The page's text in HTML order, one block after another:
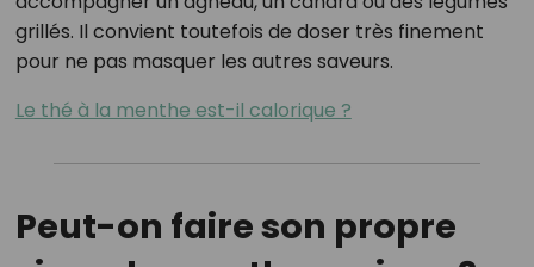
grillés. Il convient toutefois de doser très finement
pour ne pas masquer les autres saveurs.
Le thé à la menthe est-il calorique ?
Peut-on faire son propre